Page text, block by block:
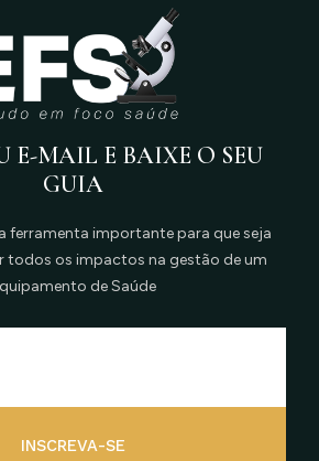
E-MAIL E BAIXE O SEU
GUIA
ferramenta importante para que seja
todos os impactos na gestão de um
de Saúde
INSCREVA-SE